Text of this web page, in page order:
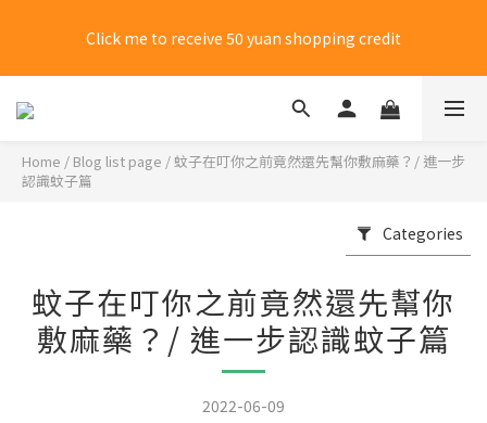
purchase
Click me to receive 50 yuan shopping credit
New members choose 7-11 for free shipping on their first
Home / Blog list page /蚊子在叮你之前竟然還先幫你敷麻藥？/ 進一步
認識蚊子篇
Categories
蚊子在叮你之前竟然還先幫你
敷麻藥？/ 進一步認識蚊子篇
2022-06-09